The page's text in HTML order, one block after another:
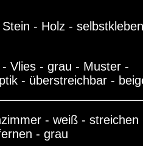
- Holz -
Vlies - grau - Muster -
- überstreichbar -
- weiß - streichen
- grau